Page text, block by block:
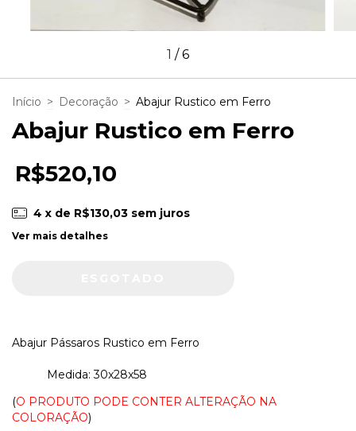
1 /6
Início > Decoração > Abajur Rustico em Ferro
Abajur Rustico em Ferro
R$520,10
4 x de R$130,03 sem juros
Ver mais detalhes
Abajur Pássaros Rustico em Ferro
Medida: 30x28x58
(O PRODUTO PODE CONTER ALTERAÇÃO NA
COLORAÇÃO)